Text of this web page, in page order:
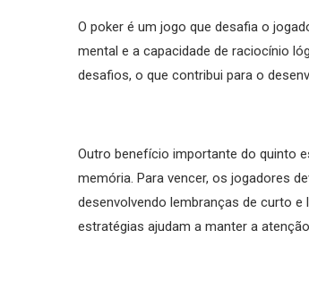
O poker é um jogo que desafia o
mental e a capacidade de raciocínio
desafios, o que contribui para o
Outro benefício importante do quinto
memória. Para vencer, os jogadores
desenvolvendo lembranças de curto e
estratégias ajudam a manter a